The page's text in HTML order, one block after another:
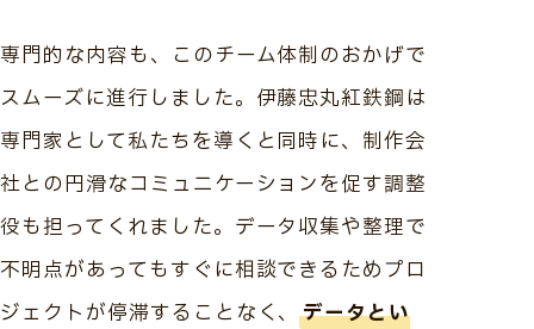
専門的な内容も、このチーム体制のおかげで
スムーズに進行しました。伊藤忠丸紅鉄鋼は
専門家として私たちを導くと同時に、制作会
社との円滑なコミュニケーションを促す調整
役も担ってくれました。データ収集や整理で
不明点があってもすぐに相談できるためプロ
ジェクトが停滞することなく、データとい